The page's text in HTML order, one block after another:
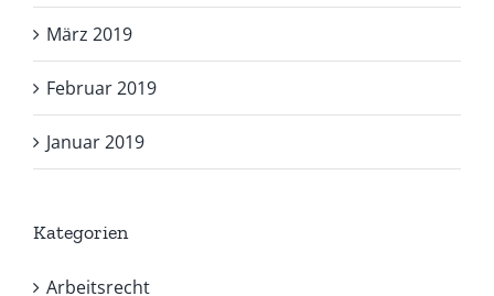
März 2019
Februar 2019
Januar 2019
Kategorien
Arbeitsrecht